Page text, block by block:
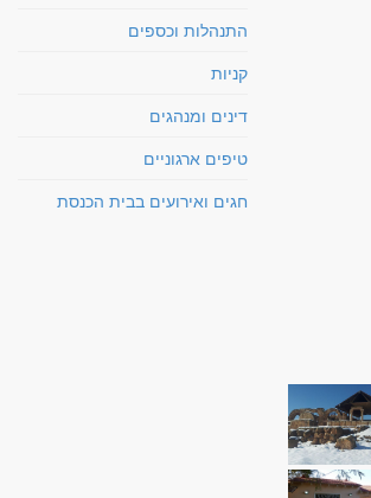
התנהלות וכספים
קניות
דינים ומנהגים
טיפים ארגוניים
חגים ואירועים בבית הכנסת